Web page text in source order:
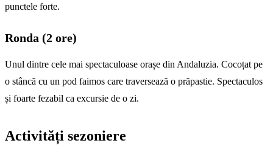
punctele forte.
Ronda (2 ore)
Unul dintre cele mai spectaculoase orașe din Andaluzia. Cocoțat pe
o stâncă cu un pod faimos care traversează o prăpastie. Spectaculos
și foarte fezabil ca excursie de o zi.
Activități sezoniere